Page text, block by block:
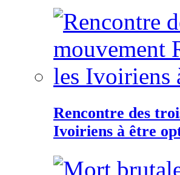
Rencontre des
Ivoiriens à être